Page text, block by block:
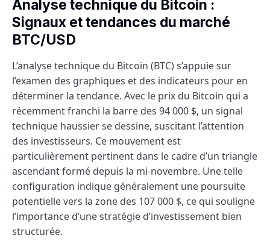
Analyse technique du Bitcoin :
Signaux et tendances du marché
BTC/USD
L’analyse technique du Bitcoin (BTC) s’appuie sur
l’examen des graphiques et des indicateurs pour en
déterminer la tendance. Avec le prix du Bitcoin qui a
récemment franchi la barre des 94 000 $, un signal
technique haussier se dessine, suscitant l’attention
des investisseurs. Ce mouvement est
particulièrement pertinent dans le cadre d’un triangle
ascendant formé depuis la mi-novembre. Une telle
configuration indique généralement une poursuite
potentielle vers la zone des 107 000 $, ce qui souligne
l’importance d’une stratégie d’investissement bien
structurée.